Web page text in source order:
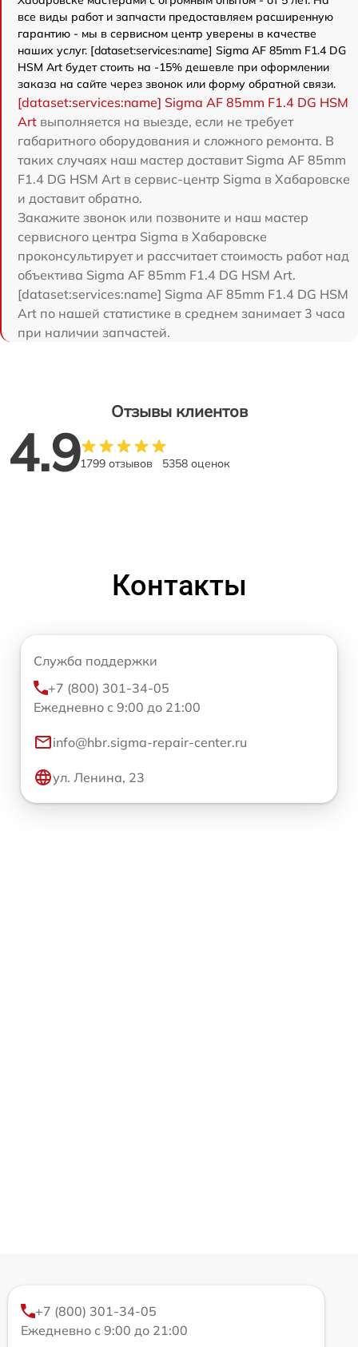
все виды работ и запчасти предоставляем расширенную
гарантию - мы в сервисном центр уверены в качестве
наших услуг. [dataset:services:name] Sigma AF 85mm F1.4 DG
HSM Art будет стоить на -15% дешевле при оформлении
заказа на сайте через звонок или форму обратной связи.
[dataset:services:name] Sigma AF 85mm F1.4 DG HSM
Art выполняется на выезде, если не требует
габаритного оборудования и сложного ремонта. В
таких случаях наш мастер доставит Sigma AF 85mm
F1.4 DG HSM Art в сервис-центр Sigma в Хабаровске
и доставит обратно.
Закажите звонок или позвоните и наш мастер
сервисного центра Sigma в Хабаровске
проконсультирует и рассчитает стоимость работ над
объектива Sigma AF 85mm F1.4 DG HSM Art.
[dataset:services:name] Sigma AF 85mm F1.4 DG HSM
Art по нашей статистике в среднем занимает 3 часа
при наличии запчастей.
Отзывы клиентов
4.91799 отзывов 5358 оценок
Контакты
Служба поддержки
+7 (800) 301-34-05
Ежедневно с 9:00 до 21:00
info@hbr.sigma-repair-center.ru
ул. Ленина, 23
+7 (800) 301-34-05
Ежедневно с 9:00 до 21:00